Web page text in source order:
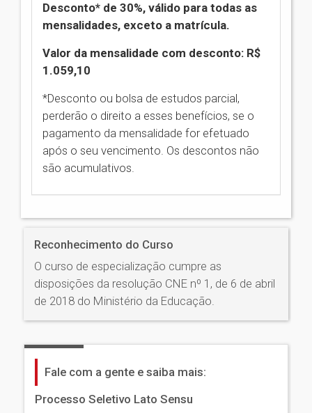
Desconto* de 30%, válido para todas as
mensalidades, exceto a matrícula.
Valor da mensalidade com desconto: R$
1.059,10
*Desconto ou bolsa de estudos parcial,
perderão o direito a esses benefícios, se o
pagamento da mensalidade for efetuado
após o seu vencimento. Os descontos não
são acumulativos.
Reconhecimento do Curso
O curso de especialização cumpre as
disposições da resolução CNE nº 1, de 6 de abril
de 2018 do Ministério da Educação.
Fale com a gente e saiba mais:
Processo Seletivo Lato Sensu